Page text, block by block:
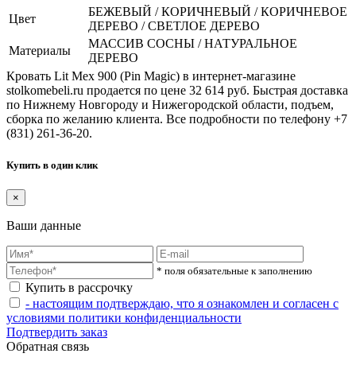
Цвет
БЕЖЕВЫЙ / КОРИЧНЕВЫЙ / КОРИЧНЕВОЕ
ДЕРЕВО / СВЕТЛОЕ ДЕРЕВО
Материалы
МАССИВ СОСНЫ / НАТУРАЛЬНОЕ
ДЕРЕВО
Кровать Lit Mex 900 (Pin Magic) в интернет-магазине
stolkomebeli.ru продается по цене 32 614 руб. Быстрая доставка
по Нижнему Новгороду и Нижегородской области, подъем,
сборка по желанию клиента. Все подробности по телефону +7
(831) 261-36-20.
Купить в один клик
×
Ваши данные
* поля обязательные к заполнению
Купить в рассрочку
- настоящим подтверждаю, что я ознакомлен и согласен с
условиями политики конфиденциальности
Подтвердить заказ
Обратная связь